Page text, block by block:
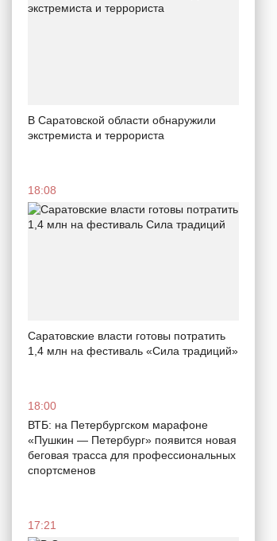
В Саратовской области обнаружили
экстремиста и террориста
18:08
Саратовские власти готовы потратить
1,4 млн на фестиваль «Сила традиций»
18:00
ВТБ: на Петербургском марафоне
«Пушкин — Петербург» появится новая
беговая трасса для профессиональных
спортсменов
17:21